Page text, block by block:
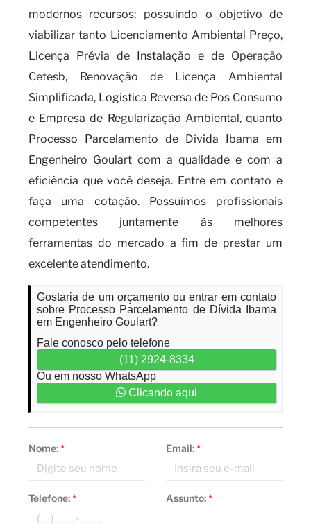
modernos recursos; possuindo o objetivo de
viabilizar tanto Licenciamento Ambiental Preço,
Licença Prévia de Instalação e de Operação
Cetesb, Renovação de Licença Ambiental
Simplificada, Logistica Reversa de Pos Consumo
e Empresa de Regularização Ambiental, quanto
Processo Parcelamento de Dívida Ibama em
Engenheiro Goulart com a qualidade e com a
eficiência que você deseja. Entre em contato e
faça uma cotação. Possuímos profissionais
competentes juntamente às melhores
ferramentas do mercado a fim de prestar um
excelente atendimento.
Gostaria de um orçamento ou entrar em contato
sobre Processo Parcelamento de Dívida Ibama
em Engenheiro Goulart?
Fale conosco pelo telefone
(11) 2924-8334
Ou em nosso WhatsApp
Clicando aqui
Nome:* Email:*
Telefone:* Assunto:*